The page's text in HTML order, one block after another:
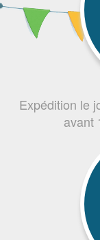
Expédition le
avant